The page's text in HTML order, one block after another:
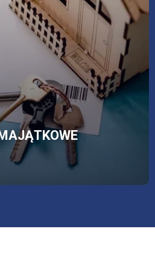
MAJĄTKOWE
w budowie i pod kredyt
zalanie, powódź.
SKLEP
OTWORZY
SIĘ
NOWEJ
KARCIE